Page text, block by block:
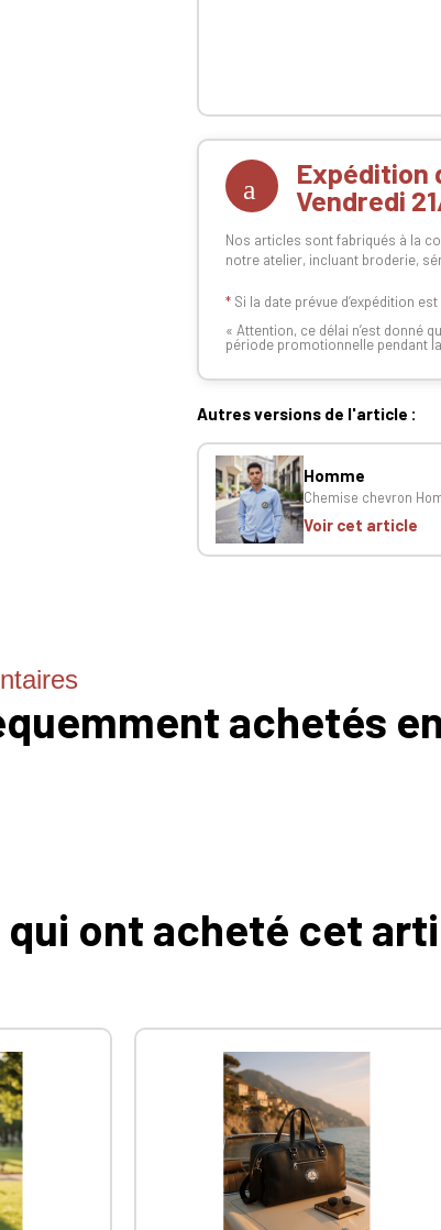
Expédition
Vendredi
Nos articles sont fabriqués à la
notre atelier, incluant broderie,
* Si la date prévue d’expédition
« Attention, ce délai n’est donné
période promotionnelle pendant
Autres versions de l'article :
Homme
Chemise chevron
Voir cet article
achetés
ont acheté cet